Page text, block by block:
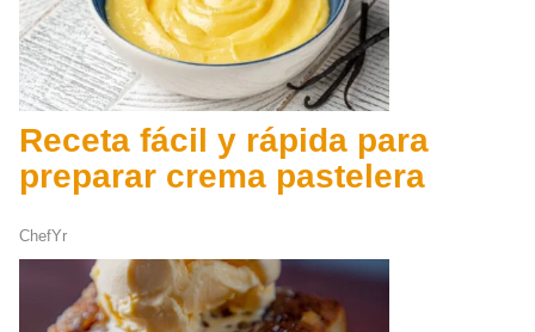
Receta fácil y rápida para
preparar crema pastelera
ChefYr